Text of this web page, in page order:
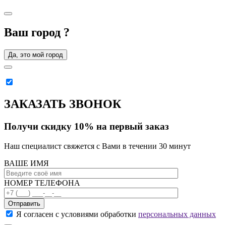
Ваш город ?
Да, это мой город
ЗАКАЗАТЬ ЗВОНОК
Получи скидку 10% на первый заказ
Наш специалист свяжется с Вами в течении 30 минут
ВАШЕ ИМЯ
НОМЕР ТЕЛЕФОНА
Отправить
Я согласен с условиями обработки персональных данных